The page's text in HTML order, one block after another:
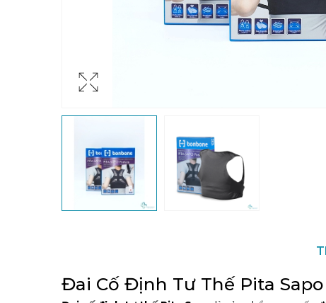
Đai Cố Định Tư Thế Pita